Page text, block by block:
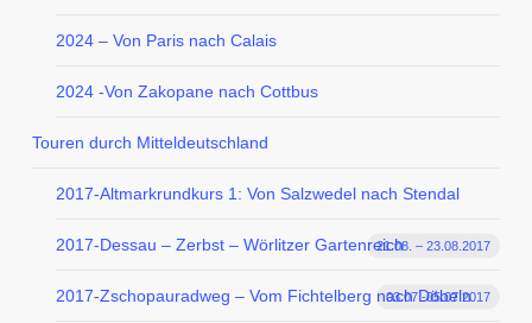
2024 – Von Paris nach Calais
2024 -Von Zakopane nach Cottbus
Touren durch Mitteldeutschland
2017-Altmarkrundkurs 1: Von Salzwedel nach Stendal
2017-Dessau – Zerbst – Wörlitzer Gartenreich21.08. – 23.08.2017
2017-Zschopauradweg – Vom Fichtelberg nach Döbeln
03.07.-05.07.2017